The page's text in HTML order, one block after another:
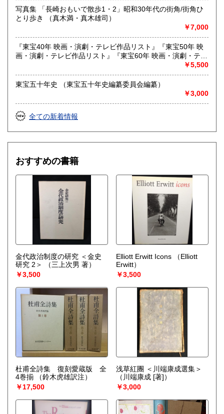
はもちろん、昭和レトロなもの歓迎! 雑誌・レコード・戦時
史料・アイドルなどなどまで幅広く買い取ります。
◆大量の本の処分、不動産処分に伴う大量のモノの処分も併
せてご相談下さい。
◆福岡近郊はもちろん、大量の場合は九州一円・山口まで出
取り扱い分野
哲学宗教、歴史、社会科学、自然科学、美術工芸、外国文
学、サブカルチャー
アイドル・芸能誌
写真集 「長崎おもいで散歩1・2」昭和30年代の街角/街角ひ
とり歩き （真木満・真木雄司）
￥7,000
『東宝40年 映画・演劇・テレビ作品リスト』『東宝50年 映
画・演劇・テレビ作品リスト』『東宝60年 映画・演劇・テレ
￥5,500
東宝五十年史 （東宝五十年史編纂委員会編纂）
￥3,000
全ての新着情報
おすすめの書籍
金代政治制度の研究 ＜金史
研究 2＞
（三上次男 著）
￥3,500
Elliott Erwitt Icons
（Elliott
Erwitt）
￥3,500
杜甫全詩集 復刻愛蔵版 全
4巻揃
（鈴木虎雄訳注）
￥17,500
浅草紅團 ＜川端康成選集＞
（川端康成 [著]）
￥3,000